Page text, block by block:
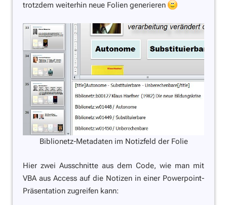
trotzdem weiterhin neue Folien generieren
Biblionetz-Metadaten im Notizfeld der Folie
Hier zwei Ausschnitte aus dem Code, wie man mit
VBA aus Access auf die Notizen in einer Powerpoint-
Präsentation zugreifen kann: